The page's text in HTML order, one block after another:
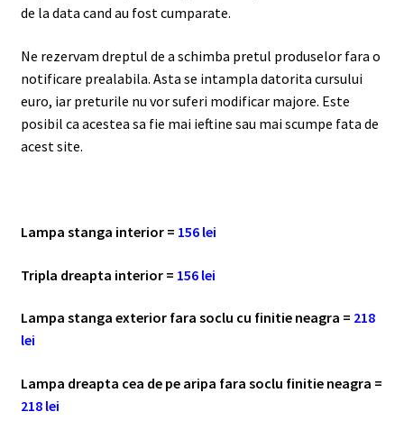
de la data cand au fost cumparate.
Ne rezervam dreptul de a schimba pretul produselor fara o
notificare prealabila. Asta se intampla datorita cursului
euro, iar preturile nu vor suferi modificar majore. Este
posibil ca acestea sa fie mai ieftine sau mai scumpe fata de
acest site.
Lampa stanga interior = 156 lei
Tripla dreapta interior = 156 lei
Lampa stanga exterior fara soclu cu finitie neagra = 218
lei
Lampa dreapta cea de pe aripa fara soclu finitie neagra =
218 lei